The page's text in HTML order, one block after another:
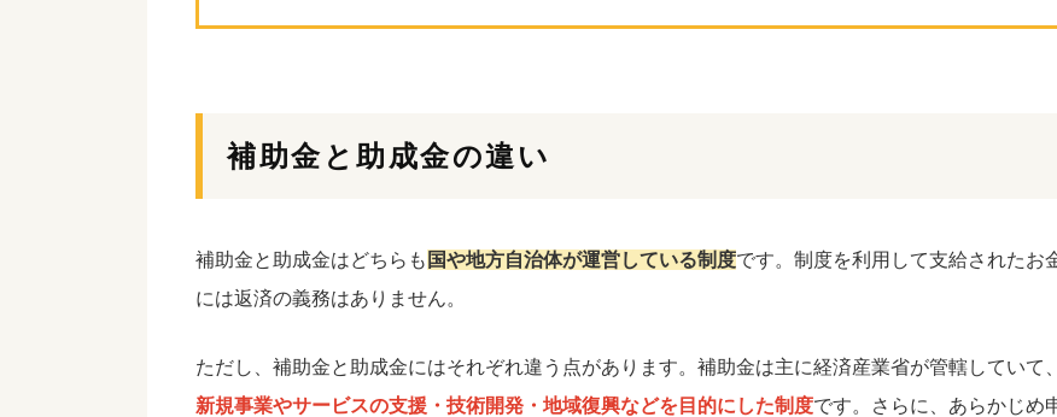
補助金と助成金の違い
補助金と助成金はどちらも 国や地方自治体が運営している制度です。制度を利用して支給されたお
には返済の義務はありません。
ただし、補助金と助成金にはそれぞれ違う点があります。補助金は主に経済産業省が管轄していて、
新規事業やサービスの支援・技術開発・地域復興などを目的にした制度です。さらに、あらかじめ